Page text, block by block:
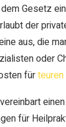
Gesetz
der
aus, die
oder
für
für